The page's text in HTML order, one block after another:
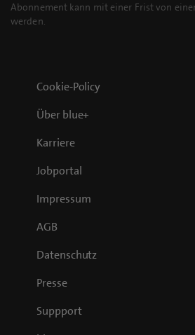
Abonnement kann mit einer Frist von
werden.
Cookie-Policy
Über blue+
Karriere
Jobportal
Impressum
AGB
Datenschutz
Presse
Suppport